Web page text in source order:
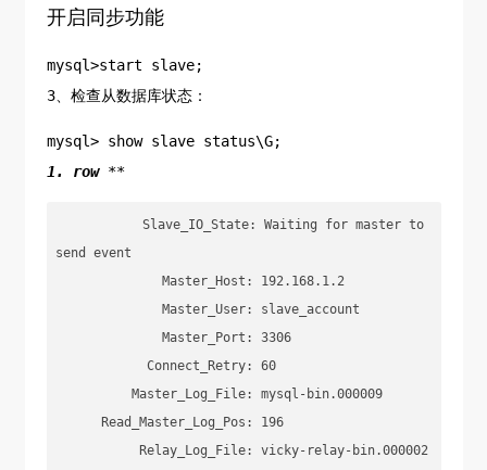
开启同步功能
mysql>start slave;
3、检查从数据库状态：
mysql> show slave status\G;
1. row **
send event